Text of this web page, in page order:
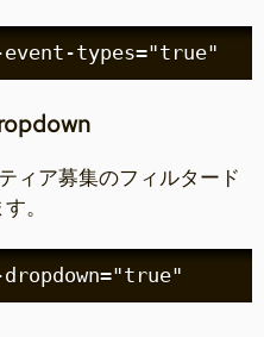
types="true"
ィア募集のフィルタード
。